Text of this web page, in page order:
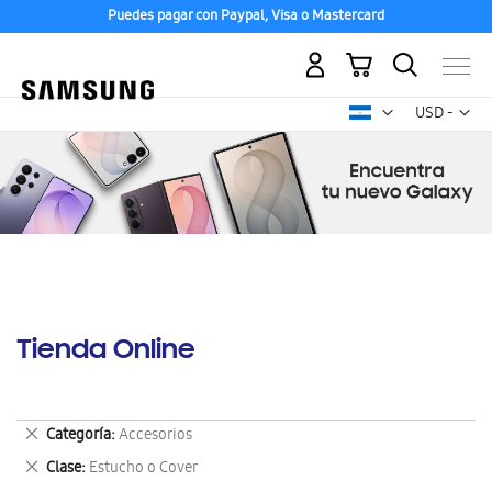
Puedes pagar con Paypal, Visa o Mastercard
USD -
dólar
Mi carrito
Tienda Online
Categoría Accesorios
Eliminar
este
artículo
Clase Estucho o Cover
Eliminar